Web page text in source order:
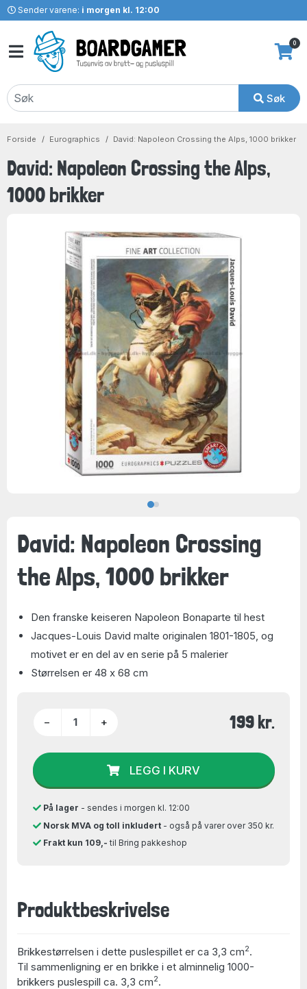
Sender varene: i morgen kl. 12:00
Søk
0
Forside Eurographics David: Napoleon Crossing the Alps, 1000 brikker
David: Napoleon Crossing the Alps,
1000 brikker
David: Napoleon Crossing
the Alps, 1000 brikker
Den franske keiseren Napoleon Bonaparte til hest
Jacques-Louis David malte originalen 1801-1805, og
motivet er en del av en serie på 5 malerier
Størrelsen er 48 x 68 cm
− + 199 kr.
LEGG I KURV
På lager - sendes i morgen kl. 12:00
Norsk MVA og toll inkludert- også på varer over 350 kr.
Frakt kun 109,- til Bring pakkeshop
Produktbeskrivelse
Brikkestørrelsen i dette puslespillet er ca 3,3 cm2.
Til sammenligning er en brikke i et alminnelig 1000-
brikkers puslespill ca. 3,3 cm2.